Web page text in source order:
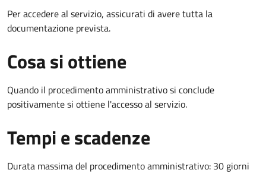
Per accedere al servizio, assicurati di avere tutta la
documentazione prevista.
Cosa si ottiene
Quando il procedimento amministrativo si conclude
positivamente si ottiene l'accesso al servizio.
Tempi e scadenze
Durata massima del procedimento amministrativo: 30 giorni